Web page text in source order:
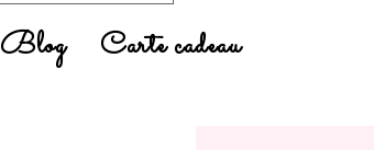
Blog Carte cadeau